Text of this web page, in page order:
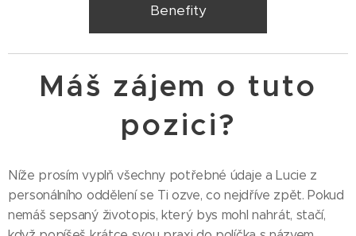
Benefity
Máš zájem o tuto
pozici?
Níže prosím vyplň všechny potřebné údaje a Lucie z
personálního oddělení se Ti ozve, co nejdříve zpět. Pokud
nemáš sepsaný životopis, který bys mohl nahrát, stačí,